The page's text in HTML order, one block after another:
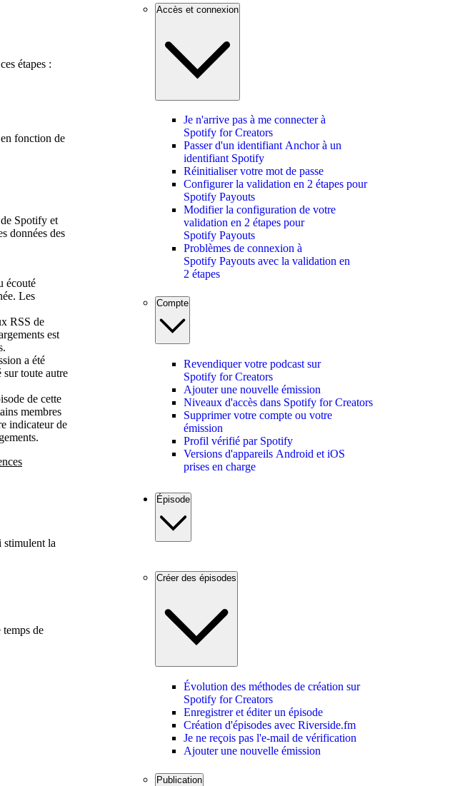
étapes :
fonction de
Spotify et
données des
écouté
Les
RSS de
est
a été
sur toute autre
de cette
membres
indicateur de
stimulent la
temps de
Accès et connexion
Je n'arrive pas à me connecter à
Spotify for Creators
Passer d'un identifiant Anchor à un
identifiant Spotify
Réinitialiser votre mot de passe
Configurer la validation en 2 étapes pour
Spotify Payouts
Modifier la configuration de votre
validation en 2 étapes pour
Spotify Payouts
Problèmes de connexion à
Spotify Payouts avec la validation en
2 étapes
Compte
Revendiquer votre podcast sur
Spotify for Creators
Ajouter une nouvelle émission
Niveaux d'accès dans Spotify for Creators
Supprimer votre compte ou votre
émission
Profil vérifié par Spotify
Versions d'appareils Android et iOS
prises en charge
Épisode
Créer des épisodes
Évolution des méthodes de création sur
Spotify for Creators
Enregistrer et éditer un épisode
Création d'épisodes avec Riverside.fm
Je ne reçois pas l'e-mail de vérification
Ajouter une nouvelle émission
Publication